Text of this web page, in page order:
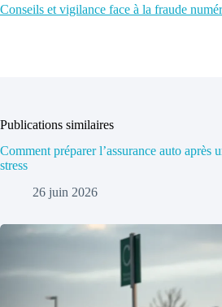
Conseils et vigilance face à la fraude
Publications similaires
Comment préparer l’assurance auto après
stress
26 juin 2026